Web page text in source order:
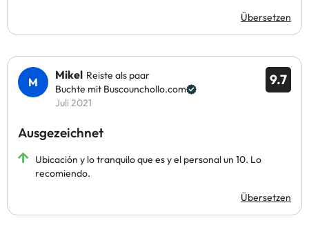
Übersetzen
9.7
Mikel Reiste als paar
Buchte mit Buscounchollo.com
Juli 2021
Ausgezeichnet
Ubicación y lo tranquilo que es y el personal un 10. Lo
recomiendo.
Übersetzen